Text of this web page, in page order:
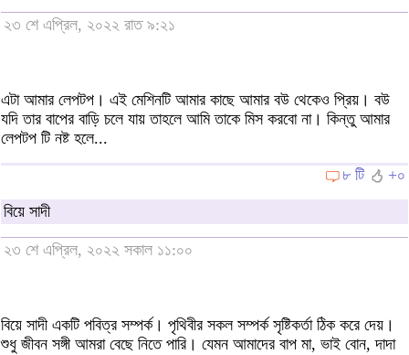
২৩ শে এপ্রিল, ২০২২ রাত ৯:২১
এটা আমার লেপটপ। এই মেশিনটি আমার কাছে আমার বউ থেকেও প্রিয়। বউ
যদি তার বাপের বাড়ি চলে যায় তাহলে আমি তাকে মিস করবো না। কিন্তু আমার
লেপটপ টি নষ্ট হলে...
৮ টি
+০
বিয়ে সাদী
২৩ শে এপ্রিল, ২০২২ সকাল ১১:০০
বিয়ে সাদী একটি পবিত্র সম্পর্ক। পৃথিবীর সকল সম্পর্ক সৃষ্টিকর্তা ঠিক করে দেয়।
শুধু জীবন সঙ্গী আমরা বেছে নিতে পারি। যেমন আমাদের বাপ মা, ভাই বোন, দাদা